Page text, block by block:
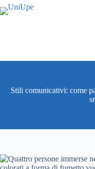
Stili comunicativi: come